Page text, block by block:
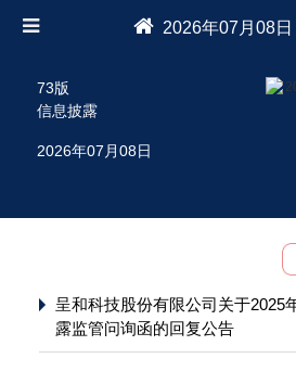
2026年07月08
73版
信息披露
2026年07月08日
呈和科技股份有限公司关于2025
露监管问询函的回复公告